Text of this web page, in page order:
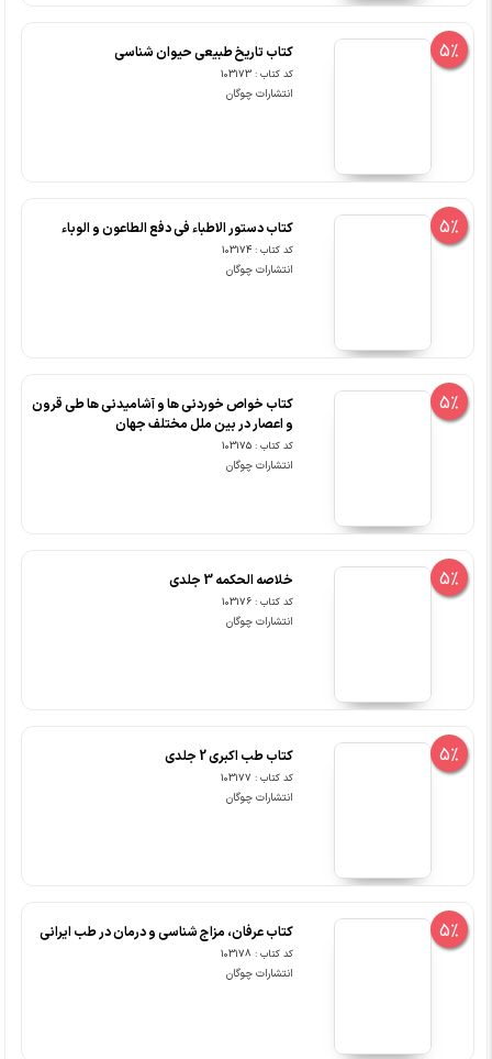
5% کتاب تاریخ طبیعی حیوان شناسی
کد کتاب : 103173
انتشارات چوگان
5% کتاب دستور الاطباء فی دفع الطاعون و الوباء
کد کتاب : 103174
انتشارات چوگان
5%
کتاب خواص خوردنی ها و آشامیدنی ها طی قرون
و اعصار در بین ملل مختلف جهان
کد کتاب : 103175
انتشارات چوگان
5% خلاصه الحکمه 3 جلدی
کد کتاب : 103176
انتشارات چوگان
5% کتاب طب اکبری 2 جلدی
کد کتاب : 103177
انتشارات چوگان
5% کتاب عرفان، مزاج شناسی و درمان در طب ایرانی
کد کتاب : 103178
انتشارات چوگان